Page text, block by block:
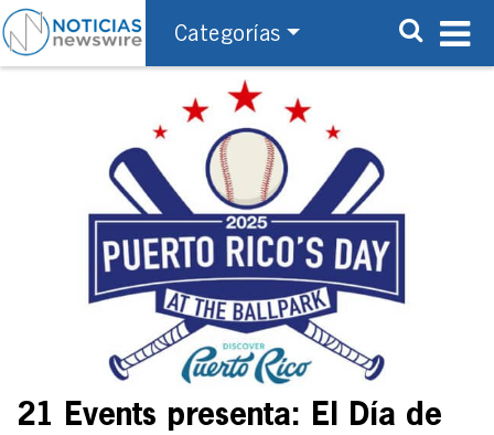
Categorías
21 Events presenta: El Día de